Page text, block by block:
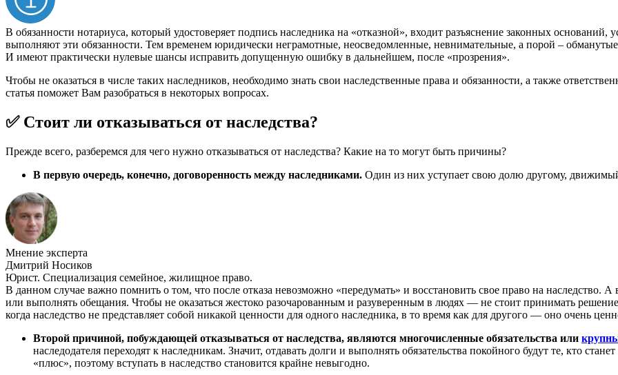
В обязанности нотариуса, который удостоверяет подпись наследника на «отказной», входит разъяснение законных
выполняют эти обязанности. Тем временем юридически неграмотные, неосведомленные, невнимательные, а порой –
И имеют практически нулевые шансы исправить допущенную ошибку в дальнейшем, после «прозрения».
Чтобы не оказаться в числе таких наследников, необходимо знать свои наследственные права и обязанности, а также
статья поможет Вам разобраться в некоторых вопросах.
✅ Стоит ли отказываться от наследства?
Прежде всего, разберемся для чего нужно отказываться от наследства? Какие на то могут быть причины?
В первую очередь, конечно, договоренность между наследниками. Один из них уступает свою долю другому,
Мнение эксперта
Дмитрий Носиков
Юрист. Специализация семейное, жилищное право.
В данном случае важно помнить о том, что после отказа невозможно «передумать» и восстановить свое право на наследство.
или выполнять обещания. Чтобы не оказаться жестоко разочарованным и разуверенным в людях — не стоит принимать
когда наследство не представляет собой никакой ценности для одного наследника, в то время как для другого — оно очень
Второй причиной, побуждающей отказываться от наследства, являются многочисленные обязательства или
наследодателя переходят к наследникам. Значит, отдавать долги и выполнять обязательства покойного будут те, кто
«плюс», поэтому вступать в наследство становится крайне невыгодно.